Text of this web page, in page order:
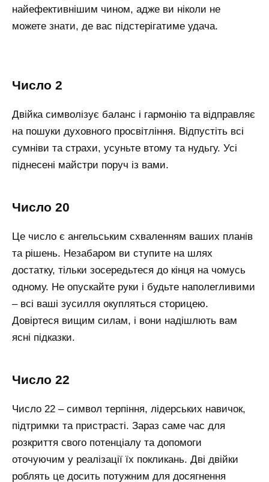
найефективнішим чином, адже ви ніколи не
можете знати, де вас підстерігатиме удача.
число 2
Двійка символізує баланс і гармонію та відправляє
на пошуки духовного просвітління. Відпустіть всі
сумніви та страхи, усуньте втому та нудьгу. Усі
піднесені майстри поруч із вами.
число 20
Це число є ангельським схваленням ваших планів
та рішень. Незабаром ви ступите на шлях
достатку, тільки зосередьтеся до кінця на чомусь
одному. Не опускайте руки і будьте наполегливими
– всі ваші зусилля окупляться сторицею.
Довіртеся вищим силам, і вони надішлють вам
ясні підказки.
число 22
Число 22 – символ терпіння, лідерських навичок,
підтримки та пристрасті. Зараз саме час для
розкриття свого потенціалу та допомоги
оточуючим у реалізації їх покликань. Дві двійки
роблять це досить потужним для досягнення